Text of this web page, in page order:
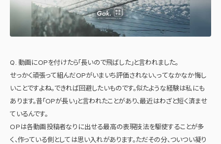
Q. 動画にOPを付けたら「長いので飛ばした」と言われました。
せっかく頑張って組んだOPがいまいち評価されない、ってなかなか悔し
いことですよね。できれば回避したいものです。似たような経験は私にも
あります。昔「OPが長い」と言われたことがあり、最近はわざと短く済ませ
ているんです。
OPは各動画投稿者なりに出せる最高の表現技法を駆使することが多
く、作っている側としては思い入れがあります。ただその分、ついつい凝り